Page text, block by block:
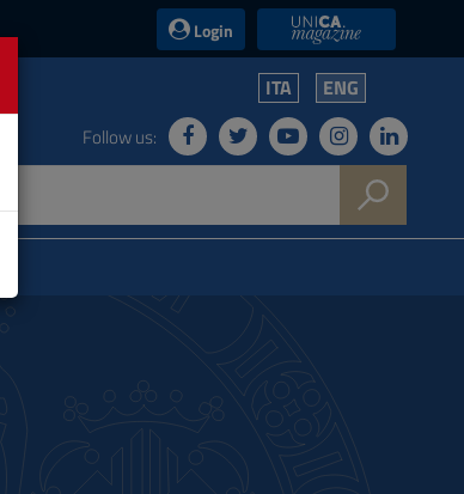
Login UniCA News
ITA ENG
Follow us: